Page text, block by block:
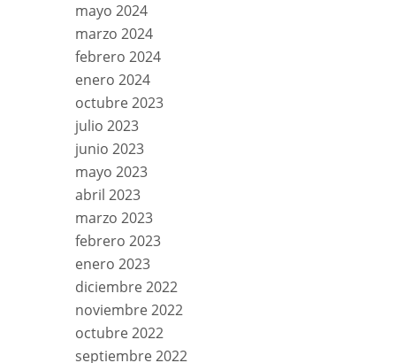
mayo 2024
marzo 2024
febrero 2024
enero 2024
octubre 2023
julio 2023
junio 2023
mayo 2023
abril 2023
marzo 2023
febrero 2023
enero 2023
diciembre 2022
noviembre 2022
octubre 2022
septiembre 2022